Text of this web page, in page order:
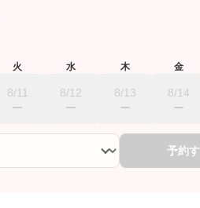
火
8/11
水
8/12
木
8/13
金
8/14
予約